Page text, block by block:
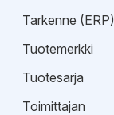
Tarkenne (ERP)
Tuotemerkki
Tuotesarja
Toimittajan